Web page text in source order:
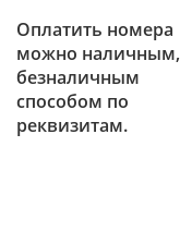
Оплатить номера
можно наличным,
безналичным
способом по
реквизитам.